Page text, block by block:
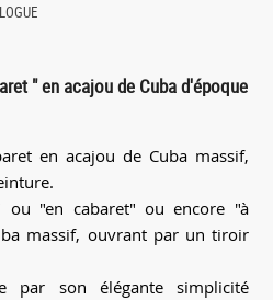
" en acajou de Cuba d'époque
en acajou de Cuba massif,
ou "en cabaret" ou encore "à
massif, ouvrant par un tiroir
par son élégante simplicité